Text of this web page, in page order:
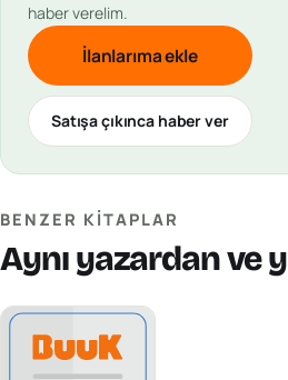
haber verelim.
İlanlarıma ekle
Satışa çıkınca haber ver
BENZER KITAPLAR
Aynı yazardan ve